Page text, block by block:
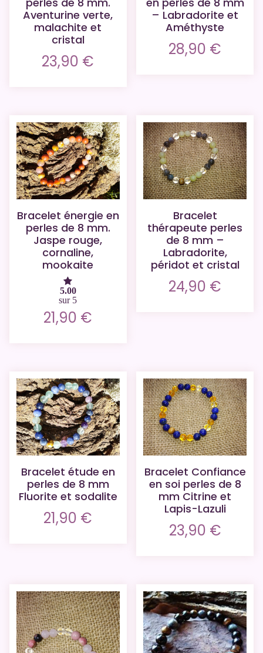
Aventurine verte,
malachite et
cristal
23,90 €
– Labradorite et
Améthyste
28,90 €
Bracelet énergie en
perles de 8 mm.
Jaspe rouge,
cornaline,
mookaite
5.00
sur 5
21,90 €
Bracelet
thérapeute perles
de 8 mm –
Labradorite,
péridot et cristal
24,90 €
Bracelet étude en
perles de 8 mm
Fluorite et sodalite
21,90 €
Bracelet Confiance
en soi perles de 8
mm Citrine et
Lapis-Lazuli
23,90 €